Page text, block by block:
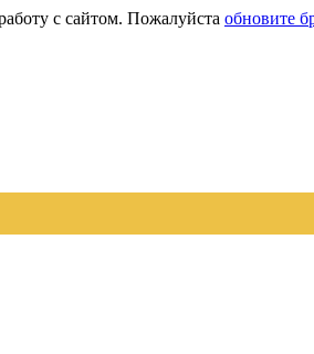
с сайтом. Пожалуйста обновите